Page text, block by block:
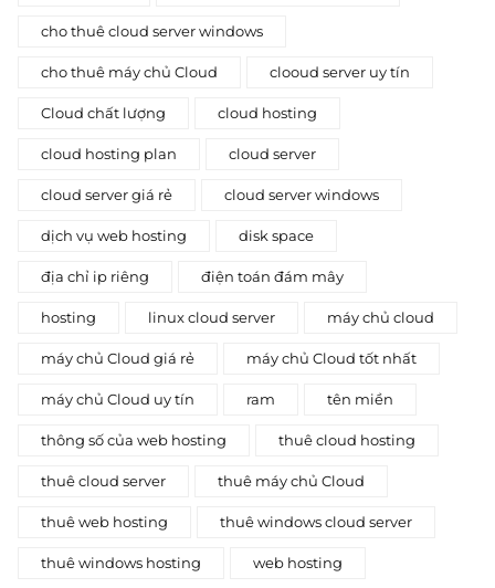
cho thuê cloud server windows
cho thuê máy chủ Cloud clooud server uy tín
Cloud chất lượng cloud hosting
cloud hosting plan cloud server
cloud server giá rẻ cloud server windows
dịch vụ web hosting disk space
địa chỉ ip riêng điện toán đám mây
hosting linux cloud server máy chủ cloud
máy chủ Cloud giá rẻ máy chủ Cloud tốt nhất
máy chủ Cloud uy tín ram tên miền
thông số của web hosting thuê cloud hosting
thuê cloud server thuê máy chủ Cloud
thuê web hosting thuê windows cloud server
thuê windows hosting web hosting